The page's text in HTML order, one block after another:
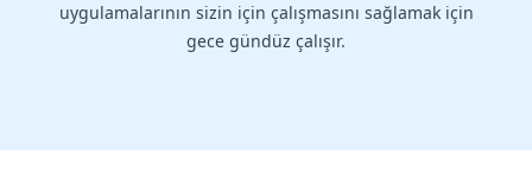
uygulamalarının sizin için çalışmasını sağlamak için
gece gündüz çalışır.